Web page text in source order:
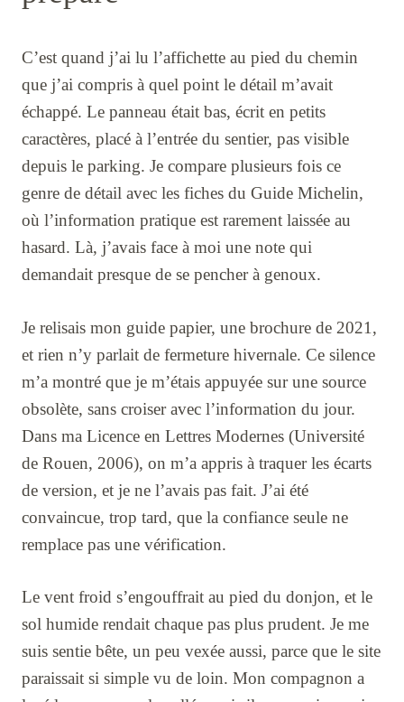
C’est quand j’ai lu l’affichette au pied du chemin
que j’ai compris à quel point le détail m’avait
échappé. Le panneau était bas, écrit en petits
caractères, placé à l’entrée du sentier, pas visible
depuis le parking. Je compare plusieurs fois ce
genre de détail avec les fiches du Guide Michelin,
où l’information pratique est rarement laissée au
hasard. Là, j’avais face à moi une note qui
demandait presque de se pencher à genoux.
Je relisais mon guide papier, une brochure de 2021,
et rien n’y parlait de fermeture hivernale. Ce silence
m’a montré que je m’étais appuyée sur une source
obsolète, sans croiser avec l’information du jour.
Dans ma Licence en Lettres Modernes (Université
de Rouen, 2006), on m’a appris à traquer les écarts
de version, et je ne l’avais pas fait. J’ai été
convaincue, trop tard, que la confiance seule ne
remplace pas une vérification.
Le vent froid s’engouffrait au pied du donjon, et le
sol humide rendait chaque pas plus prudent. Je me
suis sentie bête, un peu vexée aussi, parce que le site
paraissait si simple vu de loin. Mon compagnon a